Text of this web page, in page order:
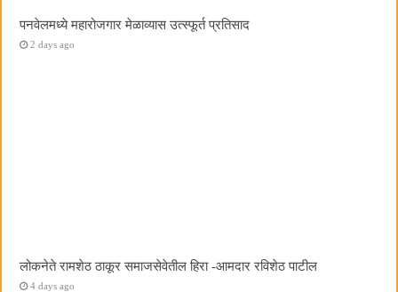
पनवेलमध्ये महारोजगार मेळाव्यास उत्स्फूर्त प्रतिसाद
2 days ago
लोकनेते रामशेठ ठाकूर समाजसेवेतील हिरा -आमदार रविशेठ पाटील
4 days ago